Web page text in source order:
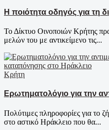
Η ποιότητα οδηγός για τη
Το Δίκτυο Οινοποιών Κρήτης
μελών του με αντικείμενο τις...
Κρήτη
Ερωτηματολόγιο για την
Πολύτιμες πληροφορίες για το
στο αστικό Ηράκλειο που θα...